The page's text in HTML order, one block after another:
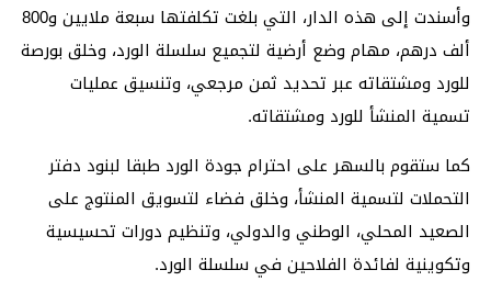
وأسندت إلى هذه الدار، التي بلغت تكلفتها سبعة ملايين و800
ألف درهم، مهام وضع أرضية لتجميع سلسلة الورد، وخلق بورصة
للورد ومشتقاته عبر تحديد ثمن مرجعي، وتنسيق عمليات
تسمية المنشأ للورد ومشتقاته.
كما ستقوم بالسهر على احترام جودة الورد طبقا لبنود دفتر
التحملات لتسمية المنشأ، وخلق فضاء لتسويق المنتوج على
الصعيد المحلي، الوطني والدولي، وتنظيم دورات تحسيسية
وتكوينية لفائدة الفلاحين في سلسلة الورد.